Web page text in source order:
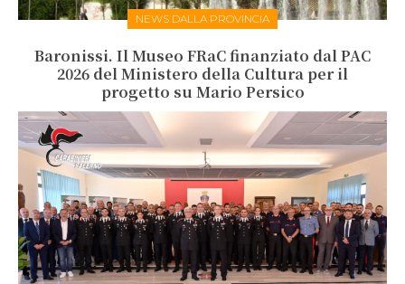
NEWS DALLA PROVINCIA
Baronissi. Il Museo FRaC finanziato dal PAC
2026 del Ministero della Cultura per il
progetto su Mario Persico